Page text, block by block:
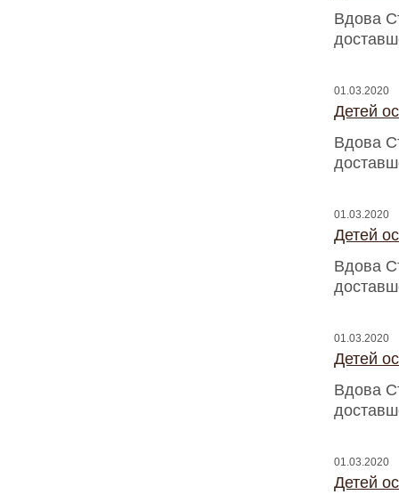
Вдова
01.03.2020
Детей
Вдова
01.03.2020
Детей
Вдова
01.03.2020
Детей
Вдова
01.03.2020
Детей